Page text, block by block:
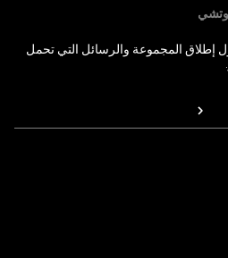
إطلاق المجموعة والرسائل التي تحمل